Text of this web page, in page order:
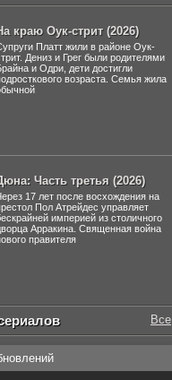
краю Оук-стрит (2026)
Платт жили в районе Оук-
Дениз и Грег были родителями
и Одри, дети достигли
возраста. Семья жила
Часть третья (2026)
17 лет после восхождения на
Пол Атрейдес управляет
империей из столичного
Арракина. Священная война
правителя
Все